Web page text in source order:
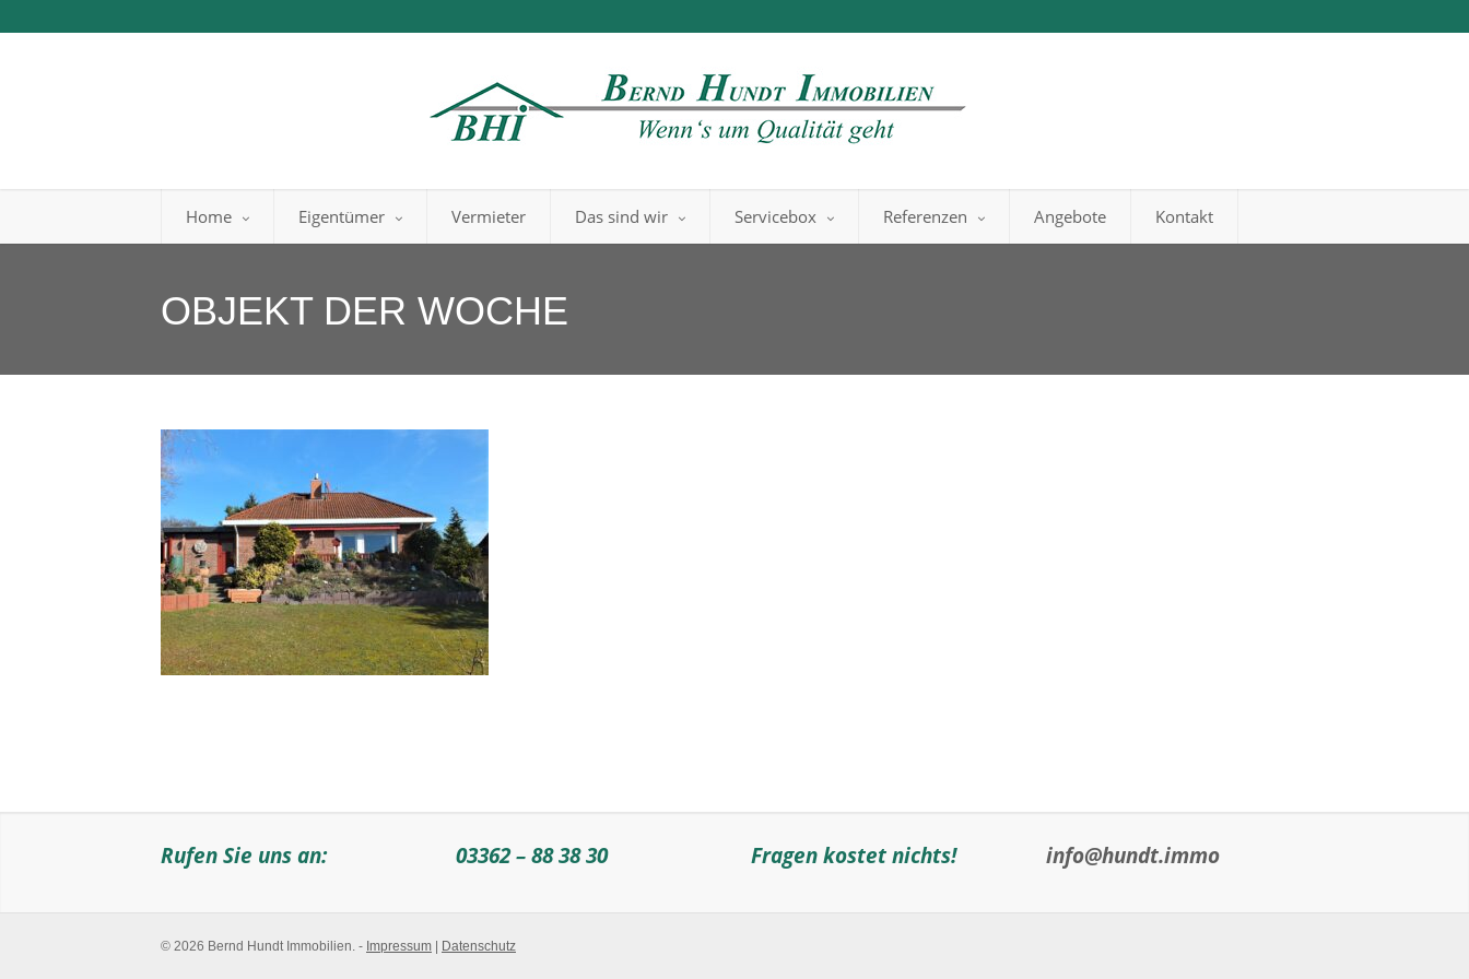
Home Eigentümer Vermieter Das sind wir Servicebox Referenzen Angebote Kontakt
OBJEKT DER WOCHE
Rufen Sie uns an: 03362 – 88 38 30 Fragen kostet nichts! info@hundt.immo
© 2026 Bernd Hundt Immobilien. - Impressum Datenschutz